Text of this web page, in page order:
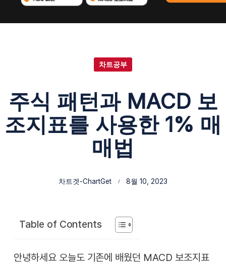
차트공부
주식 패턴과 MACD 보
조지표를 사용한 1% 매
매법
차트겟-ChartGet 8월 10, 2023
Table of Contents
안녕하세요 오늘도 기존에 배웠던 MACD 보조지표